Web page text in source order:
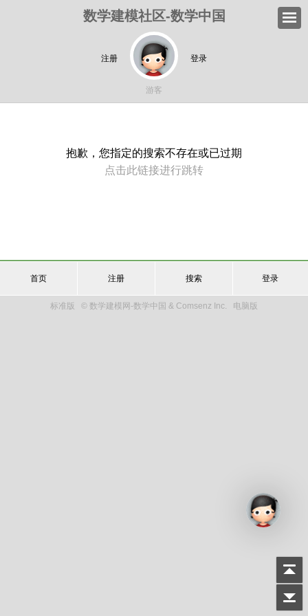
数学建模社区-数学中国
注册 登录
游客
抱歉，您指定的搜索不存在或已过期
点击此链接进行跳转
首页 注册 搜索 登录
标准版 © 数学建模网-数学中国 & Comsenz Inc. 电脑版